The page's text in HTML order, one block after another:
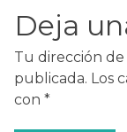
Deja
Tu dirección
publicada. Los
con *